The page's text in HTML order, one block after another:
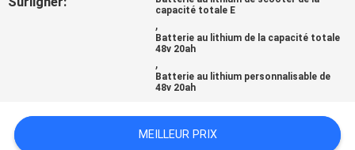
NOUS
CAS
capacité totale E
,
Batterie au lithium de la capacité totale
48v 20ah
,
Batterie au lithium personnalisable de
48v 20ah
MEILLEUR PRIX